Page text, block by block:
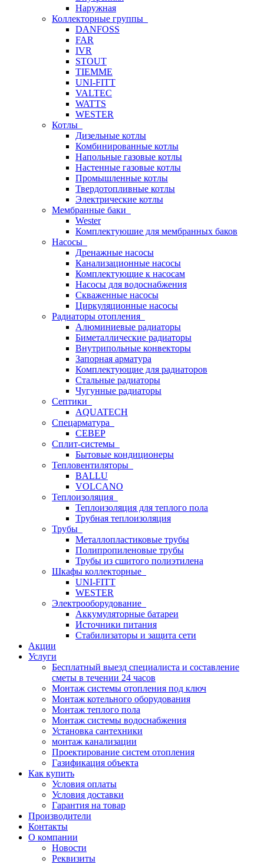
Наружная
Коллекторные группы
DANFOSS
FAR
IVR
STOUT
TIEMME
UNI-FITT
VALTEC
WATTS
WESTER
Котлы
Дизельные котлы
Комбинированные котлы
Напольные газовые котлы
Настенные газовые котлы
Промышленные котлы
Твердотопливные котлы
Электрические котлы
Мембранные баки
Wester
Комплектуюшие для мембранных баков
Насосы
Дренажные насосы
Канализационные насосы
Комплектующие к насосам
Насосы для водоснабжения
Скваженные насосы
Циркуляционные насосы
Радиаторы отопления
Алюминиевые радиаторы
Биметаллические радиаторы
Внутрипольные конвекторы
Запорная арматура
Комплектующие для радиаторов
Стальные радиаторы
Чугунные радиаторы
Септики
AQUATECH
Спецарматура
СЕВЕР
Сплит-системы
Бытовые кондиционеры
Тепловентиляторы
BALLU
VOLCANO
Теплоизоляция
Теплоизоляция для теплого пола
Трубная теплоизоляция
Трубы
Металлопластиковые трубы
Полипропиленовые трубы
Трубы из сшитого полиэтилена
Шкафы коллекторные
UNI-FITT
WESTER
Электрооборудование
Аккумуляторные батареи
Источники питания
Стабилизаторы и защита сети
Акции
Услуги
Бесплатный выезд специалиста и составление
сметы в течении 24 часов
Монтаж системы отопления под ключ
Монтаж котельного оборудования
Монтаж теплого пола
Монтаж системы водоснабжения
Установка сантехники
монтаж канализации
Проектирование систем отопления
Газификация объекта
Как купить
Условия оплаты
Условия доставки
Гарантия на товар
Производители
Контакты
О компании
Новости
Реквизиты